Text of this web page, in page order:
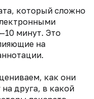
который сложно
минут. Это
на
как они
друга, в какой